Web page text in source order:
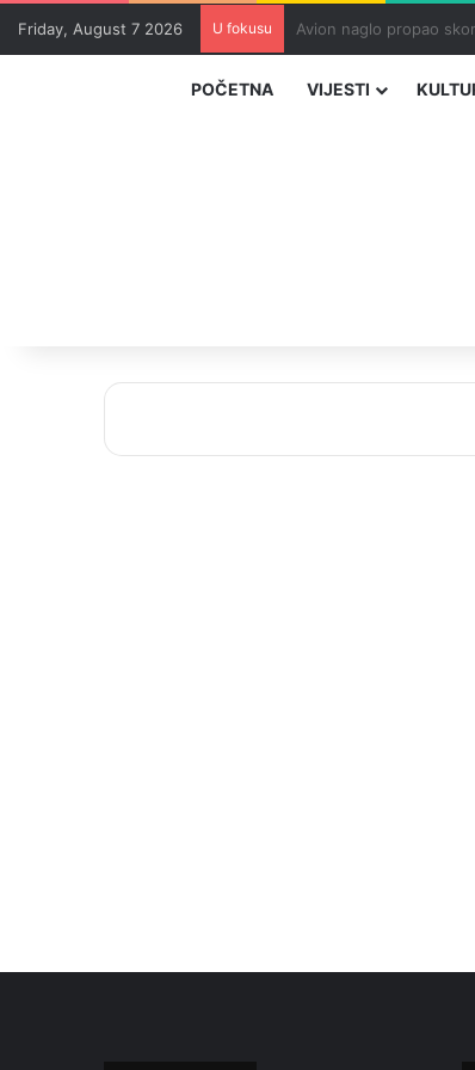
Friday, August 7 2026 U fokusu Zvizdić, Magazinović i
POČETNA VIJESTI